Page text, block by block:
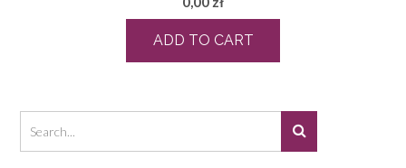
ADD TO CART